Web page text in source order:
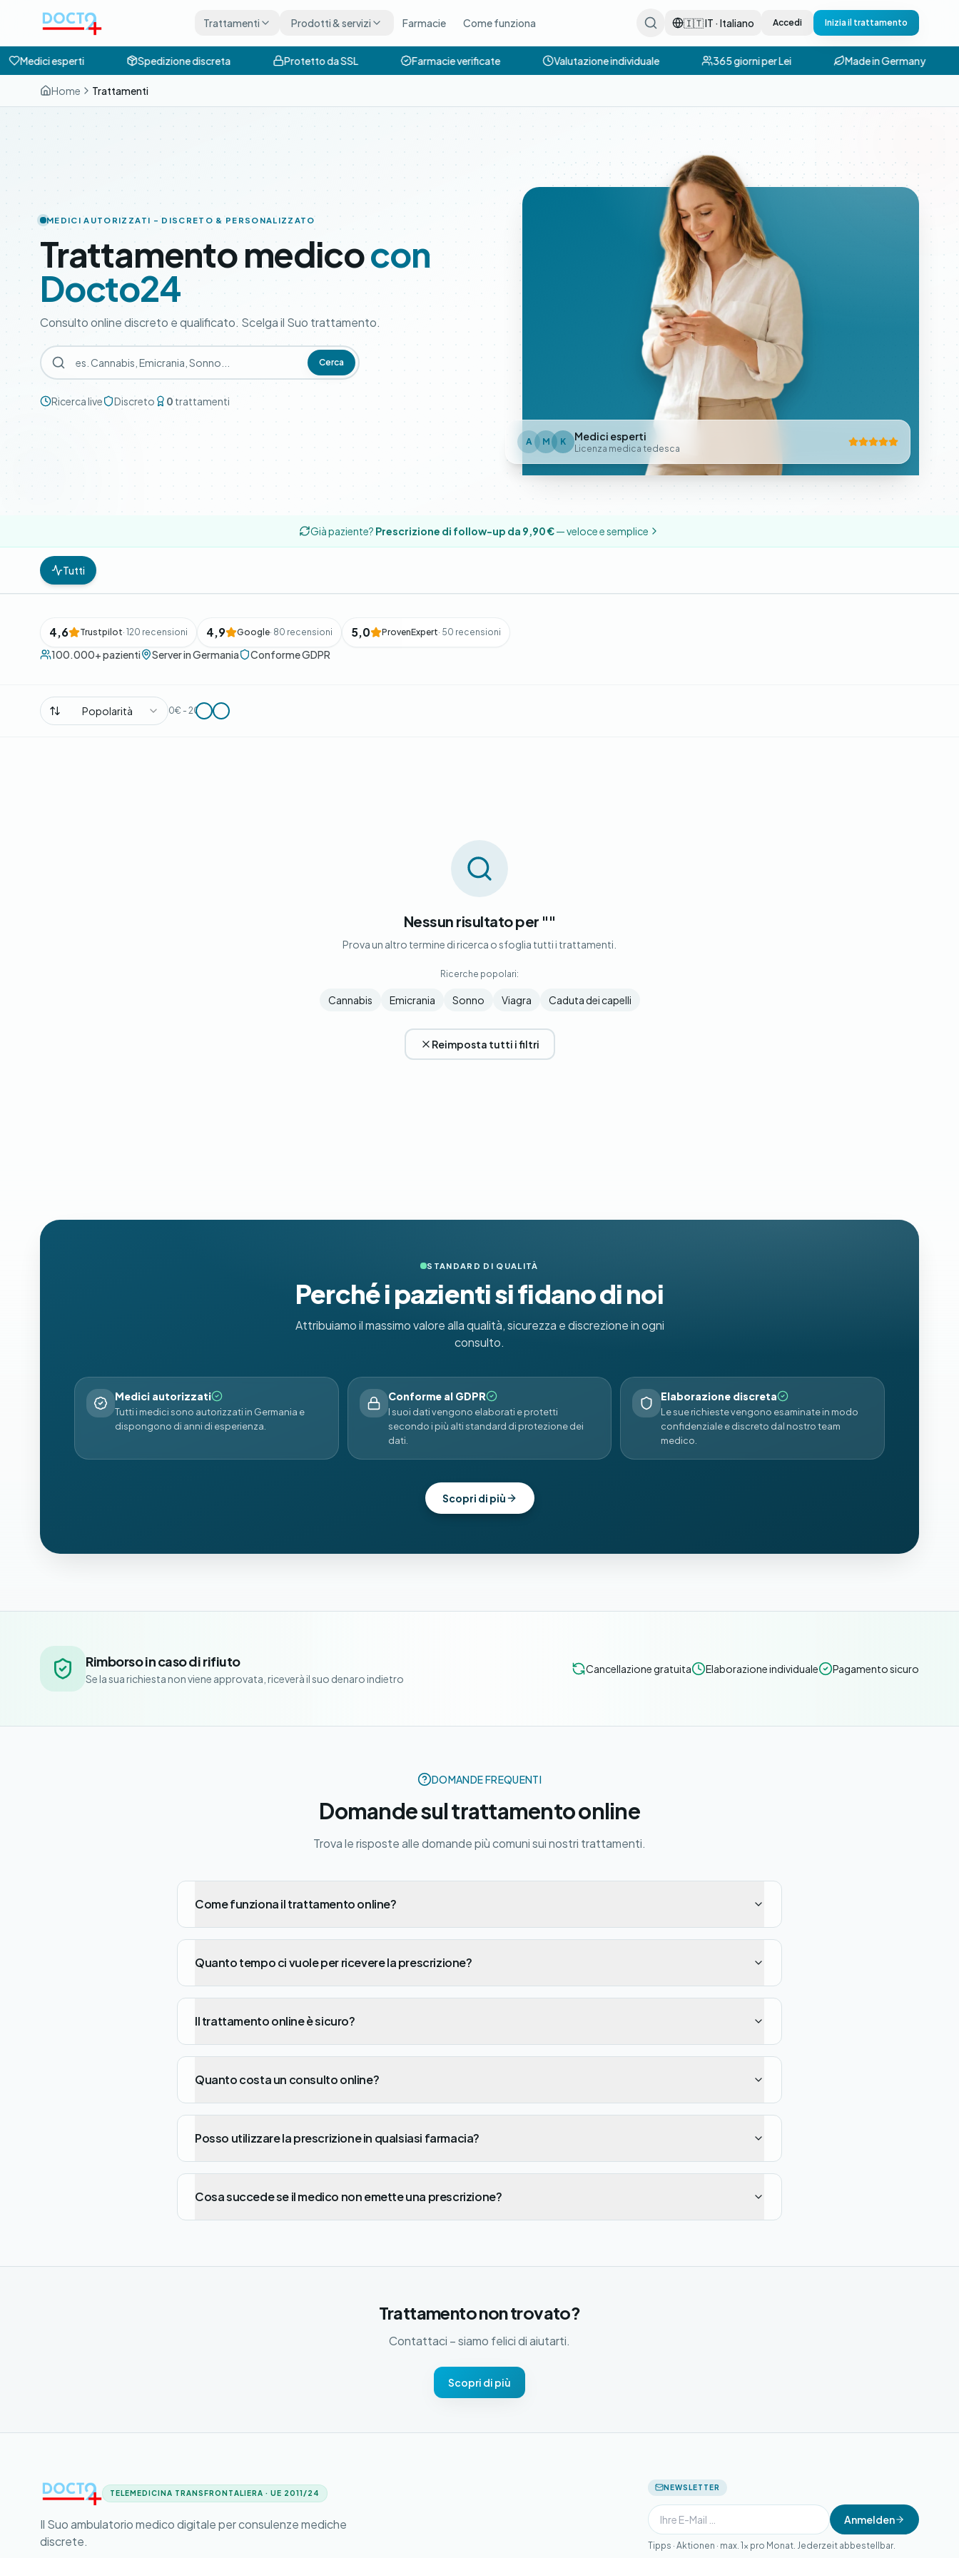
Trattamenti
Prodotti & servizi Farmacie Come funziona 🇮🇹 IT · Italiano Accedi Inizia il trattamento
Medici esperti Spedizione discreta Protetto da SSL Farmacie verificate Valutazione individuale 365 giorni per Lei Made in Germany
Home Trattamenti
MEDICI AUTORIZZATI – DISCRETO & PERSONALIZZATO
Trattamento medicocon
Docto24
Consulto online discreto e qualificato. Scelga il Suo trattamento.
Cerca
Ricerca live Discreto 0 trattamenti
A M K Medici esperti
Licenza medica tedesca
Già paziente? Prescrizione di follow-up da 9,90 €— veloce e semplice
Tutti
4,6 Trustpilot· 120 recensioni 4,9 Google· 80 recensioni 5,0 ProvenExpert· 50 recensioni
100.000+ pazienti Server in Germania Conforme GDPR
Popolarità 0€ - 200€
Nessun risultato per ""
Prova un altro termine di ricerca o sfoglia tutti i trattamenti.
Ricerche popolari:
Cannabis Emicrania Sonno Viagra Caduta dei capelli
Reimposta tutti i filtri
STANDARD DI QUALITÀ
Perché i pazienti si fidano di noi
Attribuiamo il massimo valore alla qualità, sicurezza e discrezione in ogni
consulto.
Medici autorizzati
Tutti i medici sono autorizzati in Germania e
dispongono di anni di esperienza.
Conforme al GDPR
I suoi dati vengono elaborati e protetti
secondo i più alti standard di protezione dei
dati.
Elaborazione discreta
Le sue richieste vengono esaminate in modo
confidenziale e discreto dal nostro team
medico.
Scopri di più
Rimborso in caso di rifiuto
Se la sua richiesta non viene approvata, riceverà il suo denaro indietro
Cancellazione gratuita Elaborazione individuale Pagamento sicuro
DOMANDE FREQUENTI
Domande sul trattamento online
Trova le risposte alle domande più comuni sui nostri trattamenti.
Come funziona il trattamento online?
Quanto tempo ci vuole per ricevere la prescrizione?
Il trattamento online è sicuro?
Quanto costa un consulto online?
Posso utilizzare la prescrizione in qualsiasi farmacia?
Cosa succede se il medico non emette una prescrizione?
Trattamento non trovato?
Contattaci – siamo felici di aiutarti.
Scopri di più
TELEMEDICINA TRANSFRONTALIERA · UE 2011/24
Il Suo ambulatorio medico digitale per consulenze mediche
discrete.
NEWSLETTER
Anmelden
Tipps · Aktionen · max. 1× pro Monat. Jederzeit abbestellbar.